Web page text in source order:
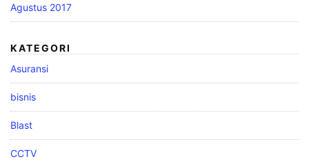
Agustus 2017
KATEGORI
Asuransi
bisnis
Blast
CCTV